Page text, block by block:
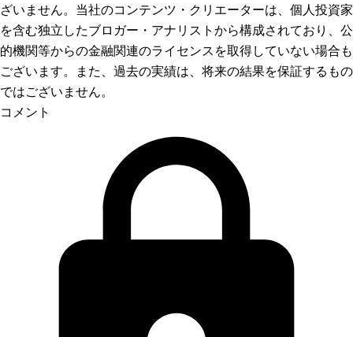
ざいません。当社のコンテンツ・クリエーターは、個人投資家
を含む独立したブロガー・アナリストから構成されており、公
的機関等からの金融関連のライセンスを取得していない場合も
ございます。また、過去の実績は、将来の結果を保証するもの
ではございません。
コメント